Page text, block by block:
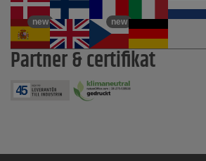
new new
Partner & certifikat